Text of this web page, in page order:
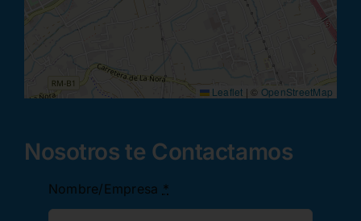
Leaflet | © OpenStreetMap
Nosotros te Contactamos
Nombre/Empresa *